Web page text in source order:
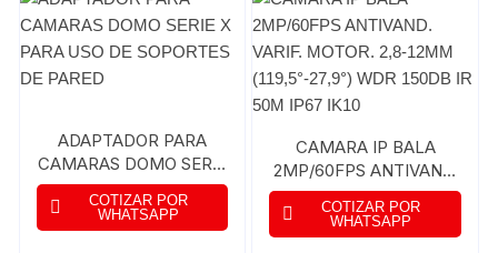
ADAPTADOR PARA
CAMARAS DOMO SERIE
X PARA USO DE
SOPORTES DE PARED
COTIZAR POR
WHATSAPP
CAMARA IP BALA
2MP/60FPS ANTIVAND.
VARIF. MOTOR. 2,8-
12MM (119,5°-27,9°)
WDR 150DB IR 50M
COTIZAR POR
WHATSAPP